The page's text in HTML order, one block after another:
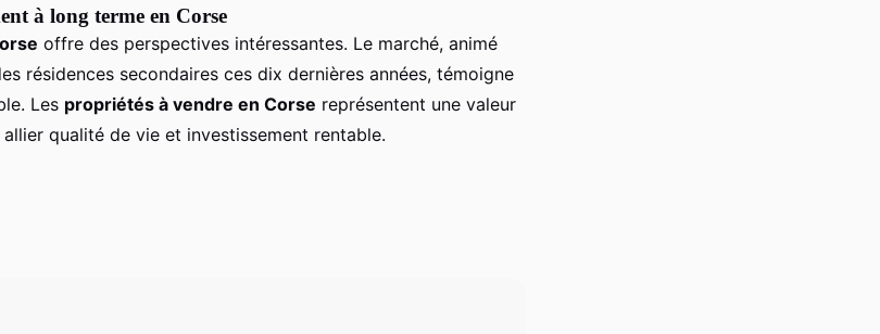
à long terme en Corse
offre des perspectives intéressantes. Le marché, animé
résidences secondaires ces dix dernières années, témoigne
Les propriétés à vendre en Corse représentent une valeur
qualité de vie et investissement rentable.